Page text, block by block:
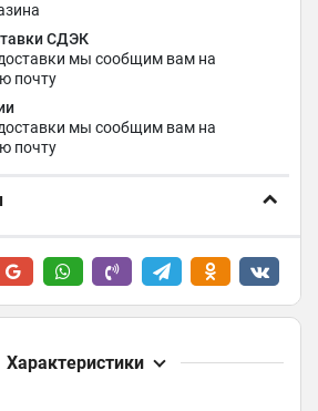
СДЭК
мы сообщим вам на
почту
мы сообщим вам на
почту
Характеристики